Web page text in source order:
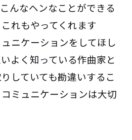
んなヘンなことができる
れもやってくれます
ニケーションをしてほし
よく知っている作曲家と
していても勘違いするこ
ミュニケーションは大切